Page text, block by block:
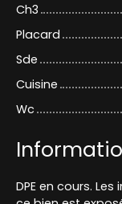
Ch3
Placard
Sde
Cuisine
Wc
DPE en cours.